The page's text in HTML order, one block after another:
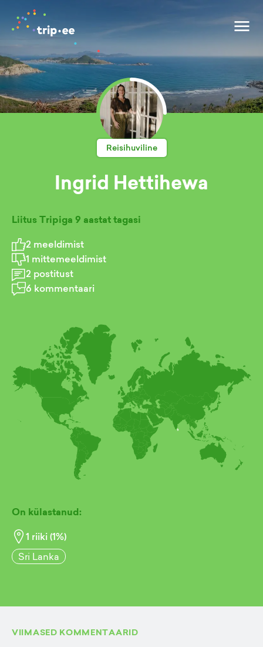
Reisihuviline
Ingrid Hettihewa
Liitus Tripiga 9 aastat tagasi
2 meeldimist
1 mittemeeldimist
2 postitust
6 kommentaari
On külastanud:
1 riiki (1%)
Sri Lanka
VIIMASED KOMMENTAARID